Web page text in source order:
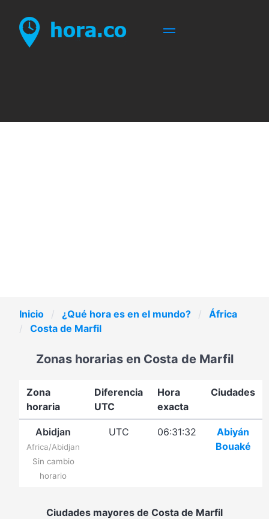
Inicio ¿Qué hora es en el mundo?
África
Costa de Marfil
Zonas horarias en Costa de Marfil
Zona
horaria
Diferencia
UTC
Hora
exacta
Ciudades
Abidjan
Africa/Abidjan
Sin cambio
horario
UTC 06:31:32
Abiyán
Bouaké
Ciudades mayores de Costa de Marfil